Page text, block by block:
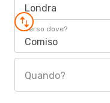
Londra
Verso dove?
Comiso
Quando?